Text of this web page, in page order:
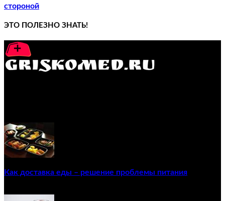
стороной
ЭТО ПОЛЕЗНО ЗНАТЬ!
Как доставка еды – решение проблемы питания